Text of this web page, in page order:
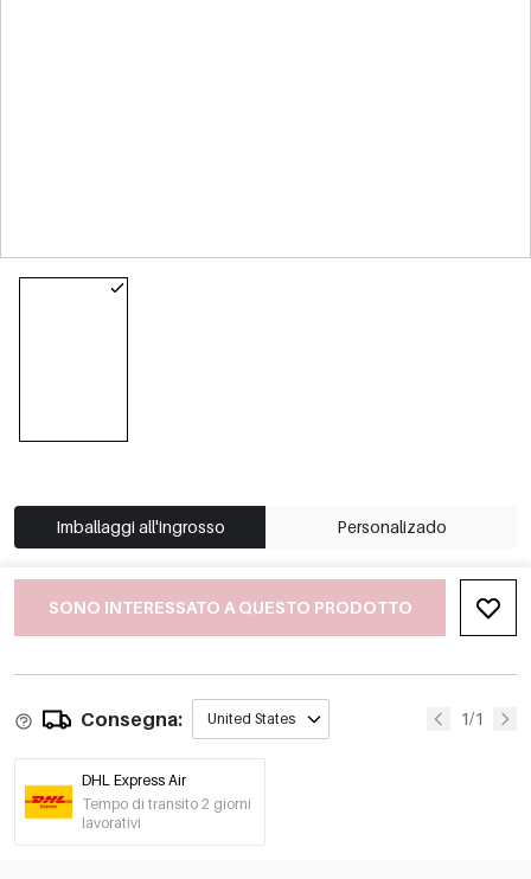
Imballaggi all'ingrosso Personalizado
SONO INTERESSATO A QUESTO PRODOTTO
Consegna: United States 1/1
DHL Express Air
Tempo di transito 2 giorni
lavorativi